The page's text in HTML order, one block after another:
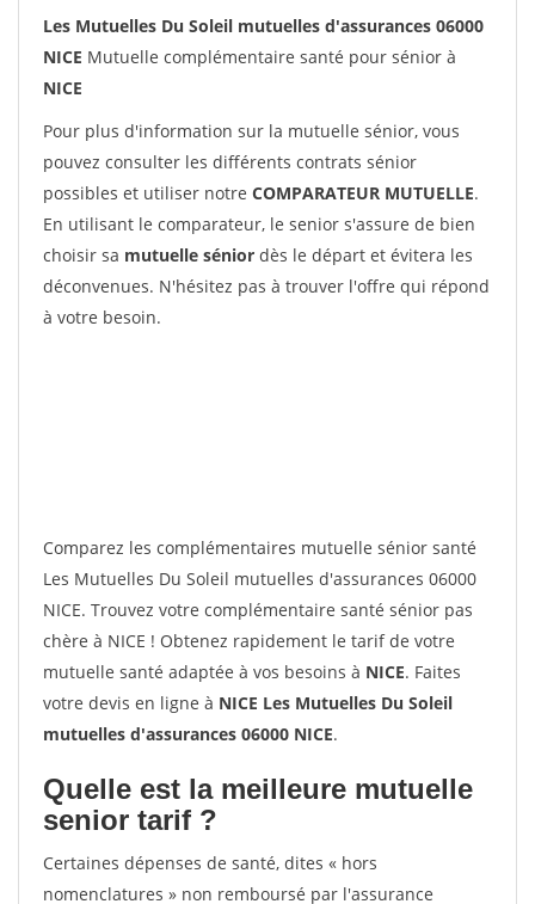
Les Mutuelles Du Soleil mutuelles d'assurances 06000
NICE Mutuelle complémentaire santé pour sénior à
NICE
Pour plus d'information sur la mutuelle sénior, vous
pouvez consulter les différents contrats sénior
possibles et utiliser notre COMPARATEUR MUTUELLE.
En utilisant le comparateur, le senior s'assure de bien
choisir sa mutuelle sénior dès le départ et évitera les
déconvenues. N'hésitez pas à trouver l'offre qui répond
à votre besoin.
Comparez les complémentaires mutuelle sénior santé
Les Mutuelles Du Soleil mutuelles d'assurances 06000
NICE. Trouvez votre complémentaire santé sénior pas
chère à NICE ! Obtenez rapidement le tarif de votre
mutuelle santé adaptée à vos besoins à NICE. Faites
votre devis en ligne à NICE Les Mutuelles Du Soleil
mutuelles d'assurances 06000 NICE.
Quelle est la meilleure mutuelle
senior tarif ?
Certaines dépenses de santé, dites « hors
nomenclatures » non remboursé par l'assurance